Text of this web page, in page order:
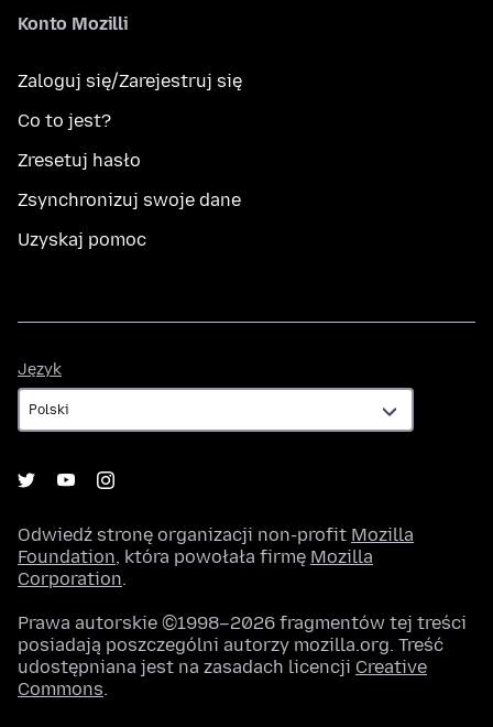
Konto Mozilli
Zaloguj się/Zarejestruj się
Co to jest?
Zresetuj hasło
Zsynchronizuj swoje dane
Uzyskaj pomoc
Język
Odwiedź stronę organizacji non-profit Mozilla
Foundation, która powołała firmę Mozilla
Corporation.
Prawa autorskie ©1998–2026 fragmentów tej treści
posiadają poszczególni autorzy mozilla.org. Treść
udostępniana jest na zasadach licencji Creative
Commons.